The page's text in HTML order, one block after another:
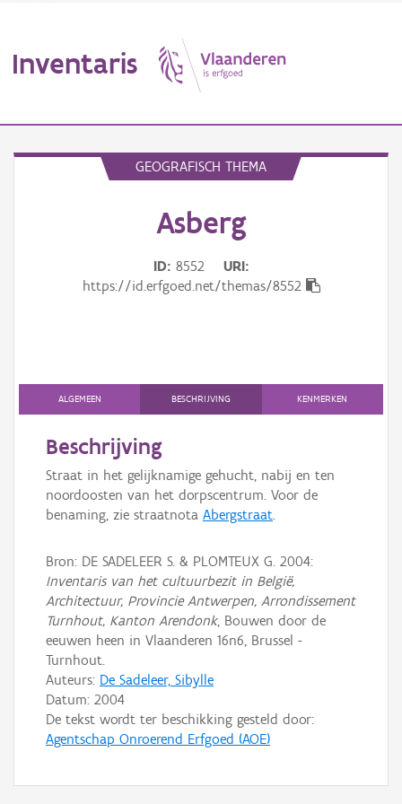
Inventaris
Persoon of collectief
Downloads
Hergebruik
GEOGRAFISCH THEMA
Asberg
ID 8552
URI
https://id.erfgoed.net/themas/8552
ALGEMEEN BESCHRIJVING KENMERKEN
Beschrijving
Straat in het gelijknamige gehucht, nabij en ten
noordoosten van het dorpscentrum. Voor de
benaming, zie straatnota Abergstraat.
Bron: DE SADELEER S. & PLOMTEUX G. 2004:
Inventaris van het cultuurbezit in België,
Architectuur, Provincie Antwerpen, Arrondissement
Turnhout, Kanton Arendonk, Bouwen door de
eeuwen heen in Vlaanderen 16n6, Brussel -
Turnhout.
Auteurs: De Sadeleer, Sibylle
Datum: 2004
De tekst wordt ter beschikking gesteld door:
Agentschap Onroerend Erfgoed (AOE)